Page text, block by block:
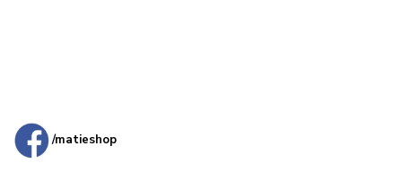
/matieshop